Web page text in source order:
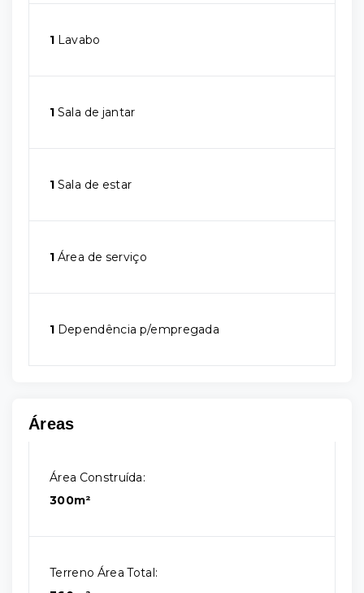
1 Lavabo
1 Sala de jantar
1 Sala de estar
1 Área de serviço
1 Dependência p/empregada
Áreas
Área Construída:
300m²
Terreno Área Total: